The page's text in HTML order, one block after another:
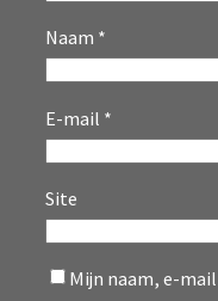
Naam *
E-mail *
Site
Mijn naam, e-